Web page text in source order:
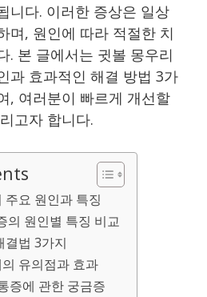
니다. 이러한 증상은 일상
며, 원인에 따라 적절한 치
. 본 글에서는 귓볼 몽우리
과 효과적인 해결 방법 3가
, 여러분이 빠르게 개선할
고자 합니다.
주요 원인과 특징
의 원인별 특징 비교
결법 3가지
유의점과 효과
증에 관한 궁금증